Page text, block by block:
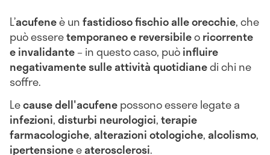
L’acufeneè unfastidioso fischio alle orecchie, che
può esseretemporaneo e reversibileoricorrente
e invalidante– in questo caso, puòinfluire
negativamente sulle attività quotidianedi chi ne
soffre.
Lecause dell'acufenepossono essere legate a
infezioni,disturbi neurologici,terapie
farmacologiche,alterazioni otologiche,alcolismo,
ipertensioneeaterosclerosi.